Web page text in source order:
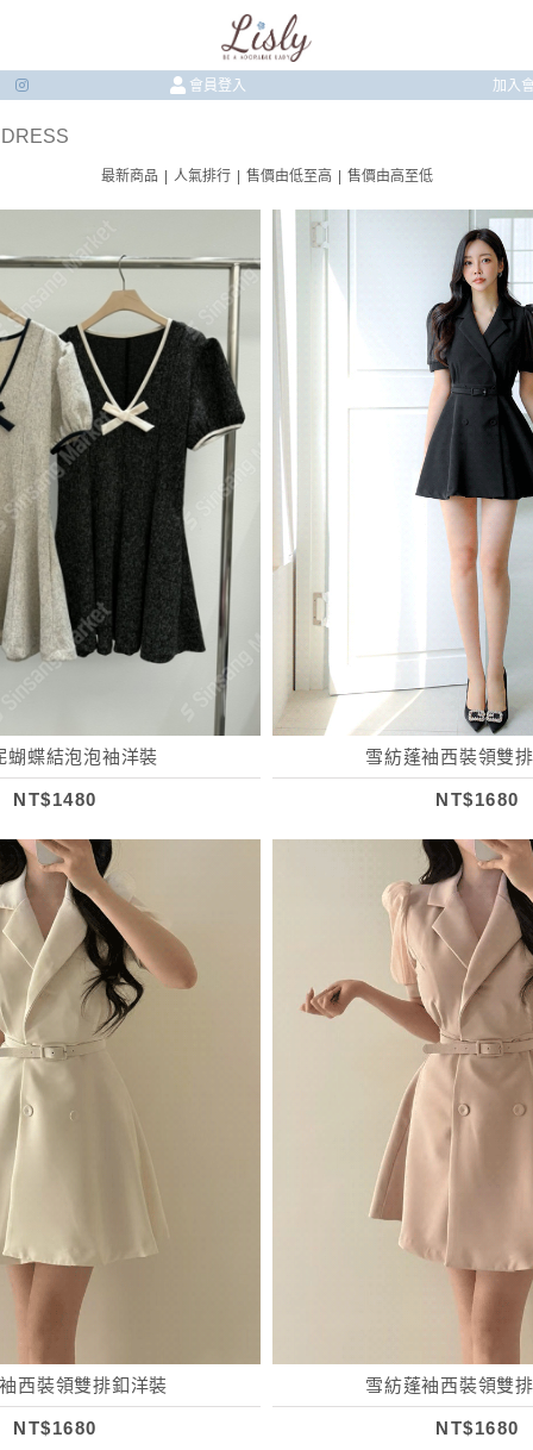
會員登入 加入
最新商品 人氣排行 售價由低至高 售價由高至低
蝴蝶結泡泡袖洋裝
NT$1480
雪紡蓬袖西裝領雙
NT$1680
西裝領雙排釦洋裝
NT$1680
雪紡蓬袖西裝領雙
NT$1680